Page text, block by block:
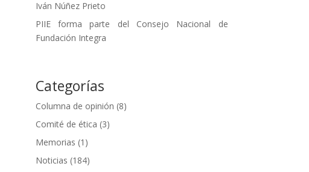
Iván Núñez Prieto
PIIE forma parte del Consejo Nacional de
Fundación Integra
Categorías
Columna de opinión (8)
Comité de ética (3)
Memorias (1)
Noticias (184)